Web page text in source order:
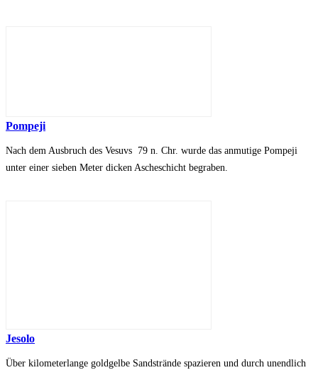
Pompeji
Nach dem Ausbruch des Vesuvs 79 n. Chr. wurde das anmutige Pompeji
unter einer sieben Meter dicken Ascheschicht begraben.
Jesolo
Über kilometerlange goldgelbe Sandstrände spazieren und durch unendlich